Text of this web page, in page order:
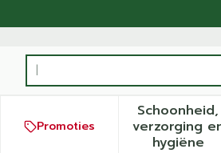
Product, merk, categorie...
Promoties
Schoonheid,
verzorging
hygiëne
Toon